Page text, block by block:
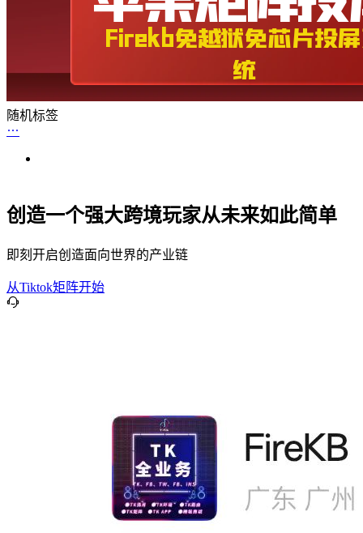
随机标签
创造一个强大跨境玩家从未来如此简单
即刻开启创造面向世界的产业链
从Tiktok矩阵开始